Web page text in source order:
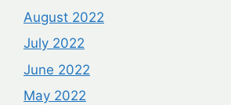
August 2022
July 2022
June 2022
May 2022